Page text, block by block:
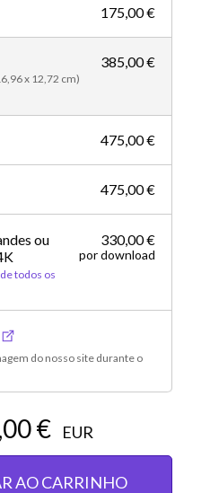
175,00 €
x 12,72 cm)
385,00 €
475,00 €
475,00 €
ou
todos os
330,00 €
por download
do nosso site durante o
€ EUR
AO CARRINHO